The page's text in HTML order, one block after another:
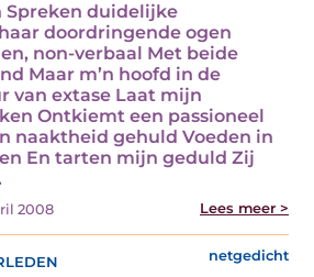
Spreken duidelijke
doordringende ogen
non-verbaal Met beide
Maar m’n hoofd in de
van extase Laat mijn
Ontkiemt een passioneel
naaktheid gehuld Voeden in
En tarten mijn geduld Zij
2008 Lees meer >
netgedicht